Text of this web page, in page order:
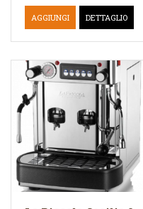
AGGIUNGI DETTAGLIO